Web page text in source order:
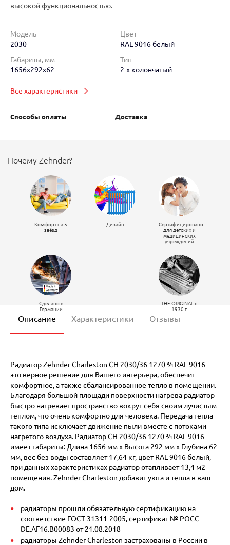
высокой функциональностью.
Модель
2030
Цвет
RAL 9016 белый
Габариты, мм
1656x292x62
Тип
2-х колончатый
Все характеристики
Способы оплаты Доставка
Почему Zehnder?
Комфорт на 5
звёзд
Дизайн
Сертифицировано
для детских и
медицинских
учреждений
Сделано в
Германии
THE ORIGINAL c
1930 г.
Описание Характеристики Отзывы
Радиатор Zehnder Charleston CH 2030/36 1270 ¾ RAL 9016 -
это верное решение для Вашего интерьера, обеспечит
комфортное, а также сбалансированное тепло в помещении.
Благодаря большой площади поверхности нагрева радиатор
быстро нагревает пространство вокруг себя своим лучистым
теплом, что очень комфортно для человека. Передача тепла
такого типа исключает движение пыли вместе с потоками
нагретого воздуха. Радиатор CH 2030/36 1270 ¾ RAL 9016
имеет габариты: Длина 1656 мм х Высота 292 мм х Глубина 62
мм, вес без воды составляет 17,64 кг, цвет RAL 9016 белый,
при данных характеристиках радиатор отапливает 13,4 м2
помещения. Zehnder Charleston добавит уюта и тепла в ваш
дом.
радиаторы прошли обязательную сертификацию на
соответствие ГОСТ 31311-2005, сертификат № POCC
DE.АГ16.В00083 от 21.08.2018
радиаторы Zehnder Charleston застрахованы в России в